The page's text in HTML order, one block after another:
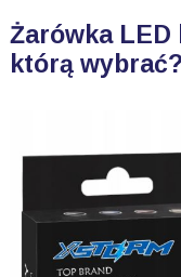
Żarówka
którą wybrać?